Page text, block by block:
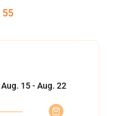
55
Aug. 15 - Aug. 22